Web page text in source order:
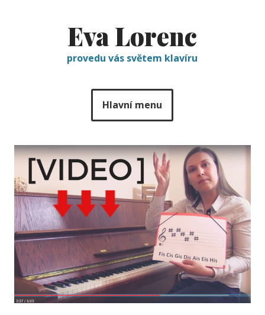
Eva Lorenc
provedu vás světem klavíru
Hlavní menu